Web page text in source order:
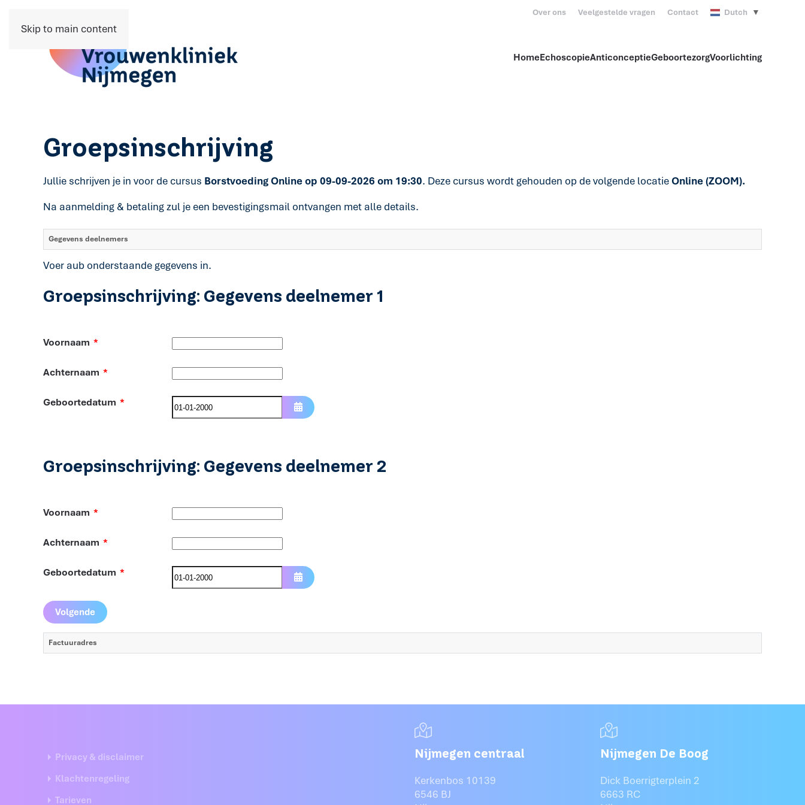
Skip to main content
Over ons Veelgestelde vragen Contact Dutch ▼
HomeEchoscopieAnticonceptieGeboortezorgVoorlichting
Groepsinschrijving
Jullie schrijven je in voor de cursus Borstvoeding Online op 09-09-2026 om 19:30. Deze cursus wordt gehouden op de volgende locatie Online (ZOOM).
Na aanmelding & betaling zul je een bevestigingsmail ontvangen met alle details.
Gegevens deelnemers
Voer aub onderstaande gegevens in.
Groepsinschrijving: Gegevens deelnemer 1
Voornaam *
Achternaam *
Geboortedatum *
Groepsinschrijving: Gegevens deelnemer 2
Voornaam *
Achternaam *
Geboortedatum *
Factuuradres
Privacy & disclaimer
Klachtenregeling
Tarieven
Nijmegen centraal
Kerkenbos 10139
6546 BJ
Nijmegen De Boog
Dick Boerrigterplein 2
6663 RC